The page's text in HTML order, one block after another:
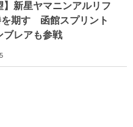
】新星ヤマニンアルリフ
を期す 函館スプリント
ブレアも参戦